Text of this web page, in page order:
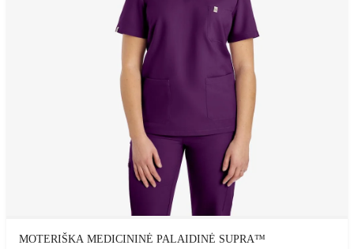
MOTERIŠKA MEDICININĖ PALAIDINĖ SUPRA™